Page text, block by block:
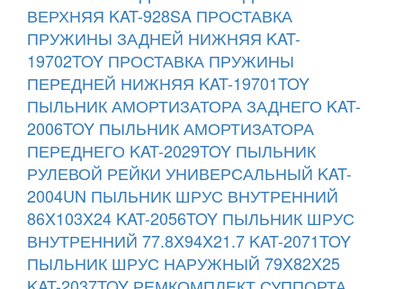
ВЕРХНЯЯ KAT-928SA ПРОСТАВКА
ПРУЖИНЫ ЗАДНЕЙ НИЖНЯЯ KAT-
19702TOY ПРОСТАВКА ПРУЖИНЫ
ПЕРЕДНЕЙ НИЖНЯЯ KAT-19701TOY
ПЫЛЬНИК АМОРТИЗАТОРА ЗАДНЕГО KAT-
2006TOY ПЫЛЬНИК АМОРТИЗАТОРА
ПЕРЕДНЕГО KAT-2029TOY ПЫЛЬНИК
РУЛЕВОЙ РЕЙКИ УНИВЕРСАЛЬНЫЙ KAT-
2004UN ПЫЛЬНИК ШРУС ВНУТРЕННИЙ
86X103X24 KAT-2056TOY ПЫЛЬНИК ШРУС
ВНУТРЕННИЙ 77.8X94X21.7 KAT-2071TOY
ПЫЛЬНИК ШРУС НАРУЖНЫЙ 79X82X25